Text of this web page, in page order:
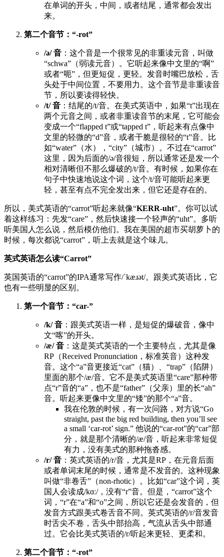
在单词的开头，中间，或者结尾，通常都会发出
来。
第二个音节：“-rot”
/ə/ 音 ：这个音是一个很常见的非重读元音，叫做
“schwa”（弱读元音）。它听起来像中文里的“啊”
或者“呃”，但更短促，更轻。发音时嘴巴放松，舌
头处于中间位置，不要用力。这个音节是非重读音
节，所以要读得轻快。
/t/ 音 ：结尾的/t/音。在美式英语中，如果“t”出现在
两个元音之间，或者非重读音节的末尾，它可能会
变成一个“flapped t”或“tapped t”，听起来有点像中
文里的轻微的“d”音，或者干脆是很轻的“t”音。比
如“water”（水），“city”（城市）。不过在“carrot”
这里，因为后面的/ə/音很短，所以通常还是发一个
相对清晰但不那么爆破的/t/音。有时候，如果你在
句子中快速地说这个词，这个/t/音可能听起来更
轻，甚至有点不完全发出来，但它还是存在的。
所以，美式英语的“carrot”听起来就像“KERR-uht”。你可以试
着这样练习：先发“care”，然后快速接一个轻声的“uht”。多听
听美国人怎么说，然后模仿他们。我在美国的超市买胡萝卜的
时候，每次都说“carrot”，听上去就是这个味儿。
英式英语怎么读“Carrot”
英国英语的“carrot”的IPA通常写作/ˈkæɹət/。跟美式英语比，它
也有一些明显的区别。
第一个音节：“car-”
/k/ 音 ：跟美式英语一样，是短促的爆破音，像中
文“喀”的开头。
/æ/ 音 ：这是英式英语的一个主要特点，尤其是像
RP（Received Pronunciation，标准英音）这种发
音。这个“a”音更接近“cat”（猫）、“trap”（陷阱）
里面的那个/æ/音。它不是美式英语里“care”那种带
点“r”音的“a”，也不是“father”（父亲）里的长“ah”
音。听起来更像中文里的“矮”的那个“a”音。
我在伦敦的时候，有一次问路，对方说“Go
straight, past the big red building, then you’ll see
a small ‘car-rot’ sign.” 他说的“car-rot”的“car”部
分，就是那个清晰的/æ/音，听起来非常短促
有力，没有美式的那种拖沓感。
/r/ 音 ：英式英语的/r/音，尤其是RP，在元音后面
或者单词末尾的时候，通常是不发音的。这种现象
叫做“非卷舌”（non-rhotic）。比如“car”这个词，英
国人会读成/kɑː/，没有“r”音。但是，“carrot”这个
词，“r”在“a”和“o”之间，所以它还是会发音的，但
发音方式跟美式卷舌音不同。英式英语的/r/音发音
时舌尖不卷，舌头中部抬高，气流从舌头中部通
过。它会比美式英语的/r/听起来更轻、更柔和。
第二个音节：“-rot”